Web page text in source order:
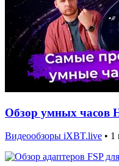
Обзор умных часов
Видеообзоры iXBT.live • 1